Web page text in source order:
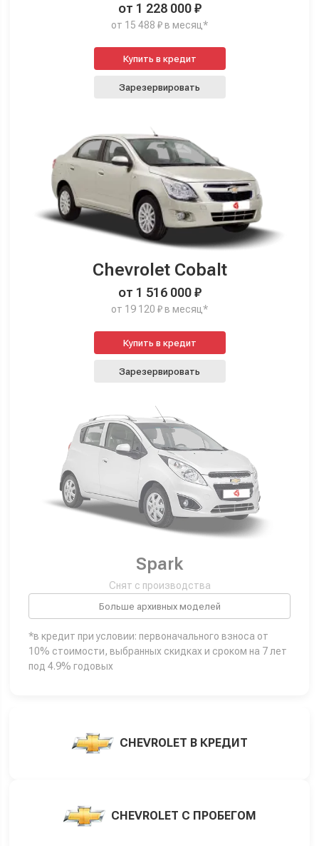
от 1 228 000 ₽
от 15 488 ₽ в месяц*
Купить в кредит
Зарезервировать
Chevrolet Cobalt
от 1 516 000 ₽
от 19 120 ₽ в месяц*
Купить в кредит
Зарезервировать
Spark
Снят с производства
Больше архивных моделей
*в кредит при условии: первоначального взноса от
10% стоимости, выбранных скидках и сроком на 7 лет
под 4.9% годовых
CHEVROLET В КРЕДИТ
CHEVROLET С ПРОБЕГОМ